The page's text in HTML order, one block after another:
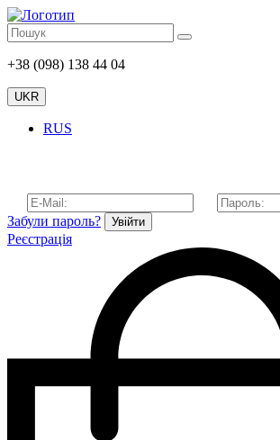
+38 (098) 138 44 04
UKR
RUS
Забули пароль? Увійти
Реєстрація